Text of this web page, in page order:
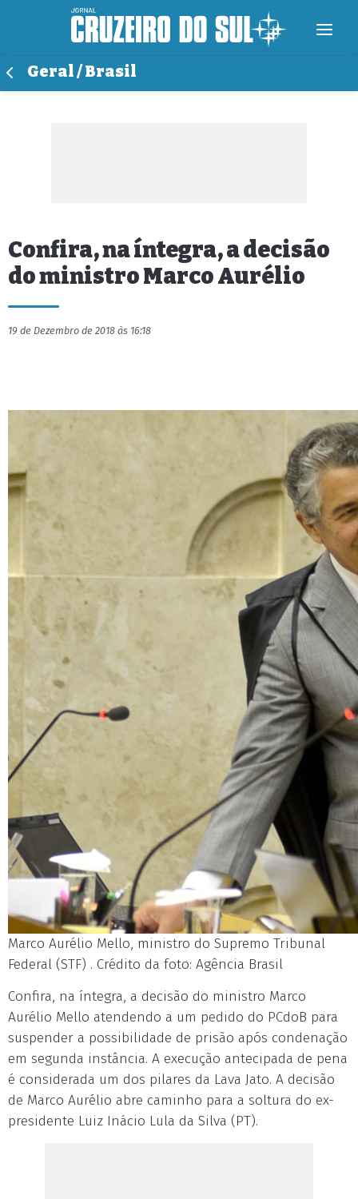
Geral / Brasil
Confira, na íntegra, a decisão
do ministro Marco Aurélio
19 de Dezembro de 2018 às 16:18
Marco Aurélio Mello, ministro do Supremo Tribunal
Federal (STF) . Crédito da foto: Agência Brasil
Confira, na íntegra, a decisão do ministro Marco
Aurélio Mello atendendo a um pedido do PCdoB para
suspender a possibilidade de prisão após condenação
em segunda instância. A execução antecipada de pena
é considerada um dos pilares da Lava Jato. A decisão
de Marco Aurélio abre caminho para a soltura do ex-
presidente Luiz Inácio Lula da Silva (PT).